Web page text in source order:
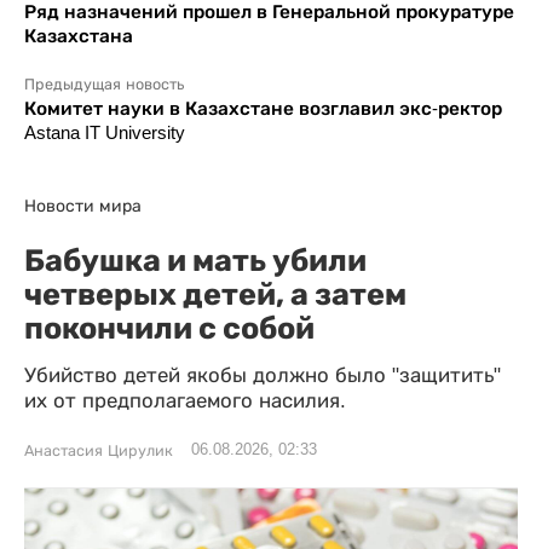
Ряд назначений прошел в Генеральной прокуратуре
Казахстана
Предыдущая новость
Комитет науки в Казахстане возглавил экс-ректор
Astana IT University
Новости мира
Бабушка и мать убили
четверых детей, а затем
покончили с собой
Убийство детей якобы должно было "защитить"
их от предполагаемого насилия.
Анастасия Цирулик 06.08.2026, 02:33